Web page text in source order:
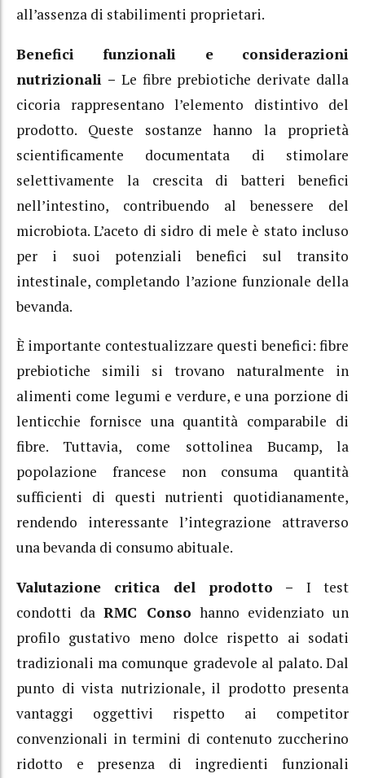
all’assenza di stabilimenti proprietari.
Benefici funzionali e considerazioni
nutrizionali – Le fibre prebiotiche derivate dalla
cicoria rappresentano l’elemento distintivo del
prodotto. Queste sostanze hanno la proprietà
scientificamente documentata di stimolare
selettivamente la crescita di batteri benefici
nell’intestino, contribuendo al benessere del
microbiota. L’aceto di sidro di mele è stato incluso
per i suoi potenziali benefici sul transito
intestinale, completando l’azione funzionale della
bevanda.
È importante contestualizzare questi benefici: fibre
prebiotiche simili si trovano naturalmente in
alimenti come legumi e verdure, e una porzione di
lenticchie fornisce una quantità comparabile di
fibre. Tuttavia, come sottolinea Bucamp, la
popolazione francese non consuma quantità
sufficienti di questi nutrienti quotidianamente,
rendendo interessante l’integrazione attraverso
una bevanda di consumo abituale.
Valutazione critica del prodotto – I test
condotti daRMC Conso hanno evidenziato un
profilo gustativo meno dolce rispetto ai sodati
tradizionali ma comunque gradevole al palato. Dal
punto di vista nutrizionale, il prodotto presenta
vantaggi oggettivi rispetto ai competitor
convenzionali in termini di contenuto zuccherino
ridotto e presenza di ingredienti funzionali